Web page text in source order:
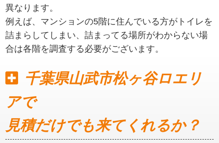
異なります。
例えば、マンションの5階に住んでいる方がトイレを
詰まらしてしまい、詰まってる場所がわからない場
合は各階を調査する必要がございます。
千葉県山武市松ヶ谷ロエリ
アで
見積だけでも来てくれるか？